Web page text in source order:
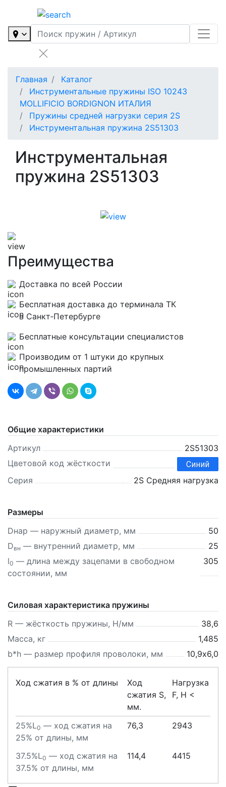
Главная
Каталог
Инструментальные пружины ISO 10243
MOLLIFICIO BORDIGNON ИТАЛИЯ
Пружины средней нагрузки серия 2S
Инструментальная пружина 2S51303
Инструментальная
пружина 2S51303
Преимущества
Доставка по всей России
Бесплатная доставка до терминала ТК
в Санкт‑Петербурге
Бесплатные консультации специалистов
Производим от 1 штуки до крупных
промышленных партий
Общие характеристики
Артикул
2S51303
Цветовой код жёсткости
Синий
Серия 2S Средняя нагрузка
Размеры
Dнар — наружный диаметр, мм
50
Dвн — внутренний диаметр, мм
25
l0 — длина между зацепами в свободном
состоянии, мм
305
Силовая характеристика пружины
R — жёсткость пружины, Н/мм
38,6
Масса, кг
1,485
b*h — размер профиля проволоки, мм
10,9х6,0
Ход сжатия в % от длины
Ход
сжатия S,
мм.
Нагрузка
F, H <
25%L0 — ход сжатия на
25% от длины, мм
76,3 2943
37.5%L0 — ход сжатия на
37.5% от длины, мм
114,4 4415